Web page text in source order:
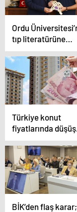
Ordu
tıp literatürüne
geçecek buluş
Türkiye konut
fiyatlarında düşüş
rekoru kırdı!
BİK’den flaş karar;